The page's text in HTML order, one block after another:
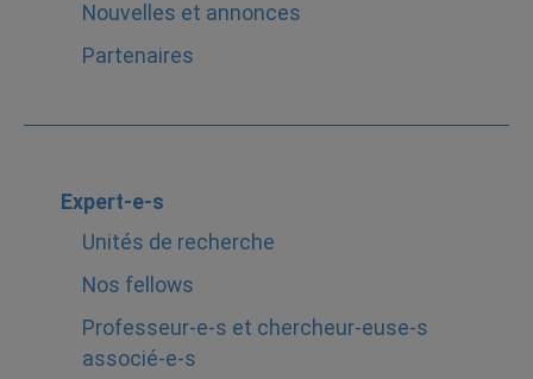
Nouvelles et annonces
Partenaires
Expert-e-s
Unités de recherche
Nos fellows
Professeur-e-s et chercheur-euse-s
associé-e-s